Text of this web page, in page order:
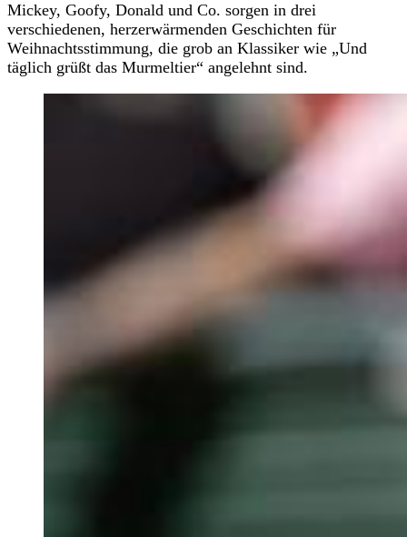
Mickey, Goofy, Donald und Co. sorgen in drei
verschiedenen, herzerwärmenden Geschichten für
Weihnachtsstimmung, die grob an Klassiker wie „Und
täglich grüßt das Murmeltier“ angelehnt sind.